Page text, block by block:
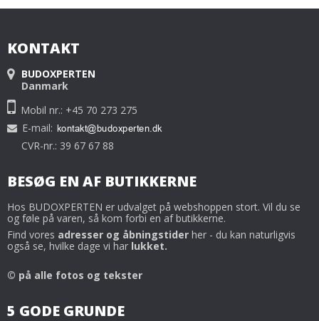
KONTAKT
BUDOXPERTEN
Danmark
Mobil nr.: +45 70 273 275
E-mail:
CVR-nr.: 39 67 67 88
BESØG EN AF BUTIKKERNE
Hos BUDOXPERTEN er udvalget på webshoppen stort. Vil du se
og føle på varen, så kom forbi en af butikkerne.
Find vores adresser og åbningstider her - du kan naturligvis
også se, hvilke dage vi har lukket.
© på alle fotos og tekster
5 GODE GRUNDE